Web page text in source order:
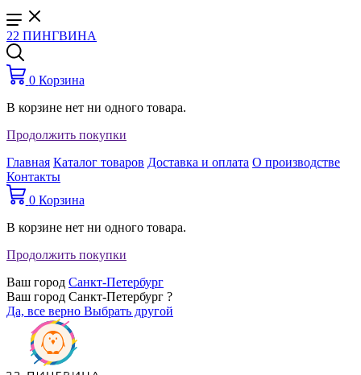
22 ПИНГВИНА
0 Корзина
В корзине нет ни одного товара.
Продолжить покупки
Главная Каталог товаров Доставка и оплата О производстве
Контакты
0 Корзина
В корзине нет ни одного товара.
Продолжить покупки
Ваш город Санкт-Петербург
Ваш город Санкт-Петербург ?
Да, все верно Выбрать другой